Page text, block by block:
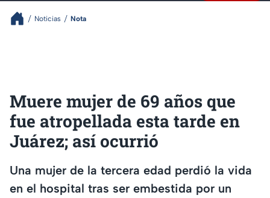
Noticias Nota
Muere mujer de 69 años que
fue atropellada esta tarde en
Juárez; así ocurrió
Una mujer de la tercera edad perdió la vida
en el hospital tras ser embestida por un